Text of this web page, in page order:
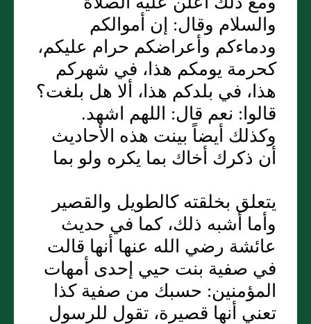
والسلام وقال: إن أموالكم
ودماءكم وأعراضكم حرام عليكم،
كحرمة يومكم هذا، في شهركم
هذا، في بلدكم هذا، ألا هل بلغت؟
قالوا: نعم قال: اللهم اشهد.
وكذلك أيضاً بينت هذه الأحاديث
أن ذكرك أخاك بما يكره ولو بما
يتعلق بخلقته كالطويل والقصير
وأما أشبه ذلك، كما في حديث
عائشة رضي الله عنها أنها قالت
في صفية بنت حيي إحدى أمهات
المؤمنين: حسبك من صفية كذا
تعني أنها قصيرة، تقول للرسول